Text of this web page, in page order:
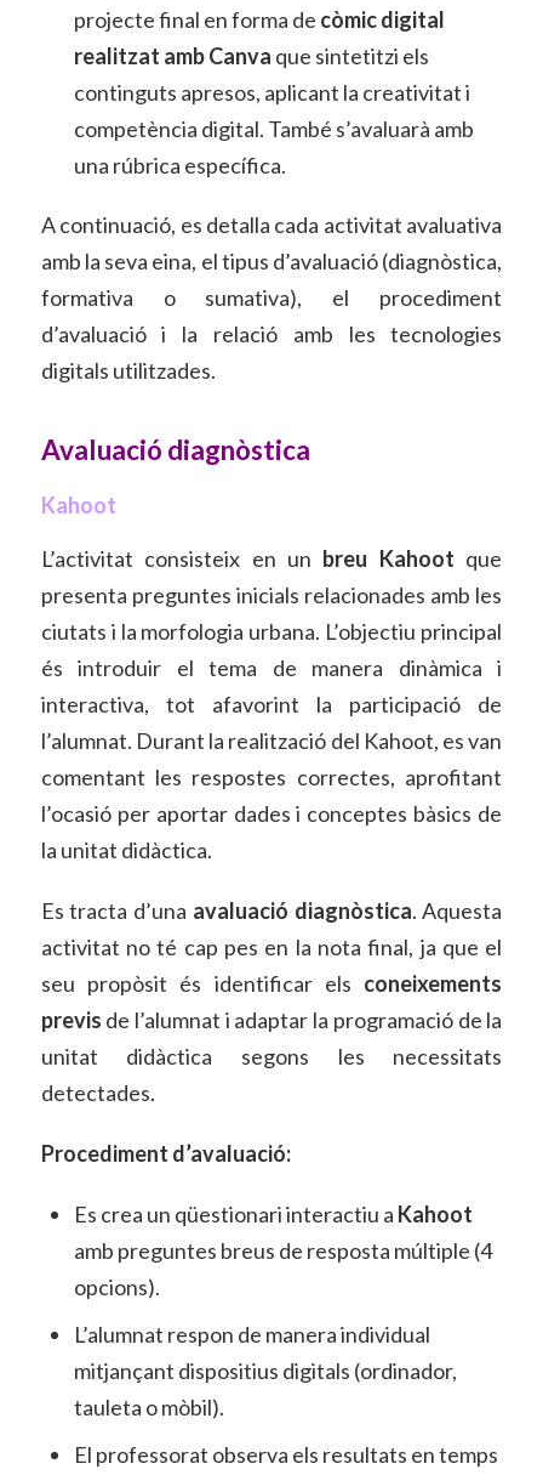
projecte final en forma de còmic digital
realitzat amb Canva que sintetitzi els
continguts apresos, aplicant la creativitat i
competència digital. També s’avaluarà amb
una rúbrica específica.
A continuació, es detalla cada activitat avaluativa
amb la seva eina, el tipus d’avaluació (diagnòstica,
formativa o sumativa), el procediment
d’avaluació i la relació amb les tecnologies
digitals utilitzades.
Avaluació diagnòstica
Kahoot
L’activitat consisteix en un breu Kahoot que
presenta preguntes inicials relacionades amb les
ciutats i la morfologia urbana. L’objectiu principal
és introduir el tema de manera dinàmica i
interactiva, tot afavorint la participació de
l’alumnat. Durant la realització del Kahoot, es van
comentant les respostes correctes, aprofitant
l’ocasió per aportar dades i conceptes bàsics de
la unitat didàctica.
Es tracta d’una avaluació diagnòstica. Aquesta
activitat no té cap pes en la nota final, ja que el
seu propòsit és identificar els coneixements
previs de l’alumnat i adaptar la programació de la
unitat didàctica segons les necessitats
detectades.
Procediment d’avaluació:
Es crea un qüestionari interactiu a Kahoot
amb preguntes breus de resposta múltiple (4
opcions).
L’alumnat respon de manera individual
mitjançant dispositius digitals (ordinador,
tauleta o mòbil).
El professorat observa els resultats en temps